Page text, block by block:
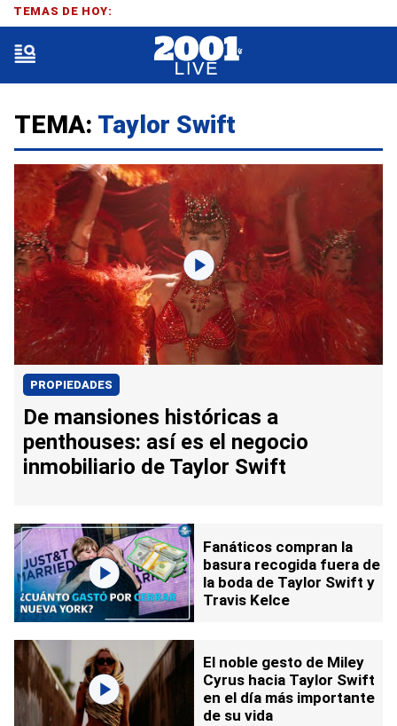
TEMA: Taylor Swift
PROPIEDADES
De mansiones históricas a
penthouses: así es el negocio
inmobiliario de Taylor Swift
Fanáticos compran la
basura recogida fuera de
la boda de Taylor Swift y
Travis Kelce
El noble gesto de Miley
Cyrus hacia Taylor Swift
en el día más importante
de su vida
TEMAS DE HOY: